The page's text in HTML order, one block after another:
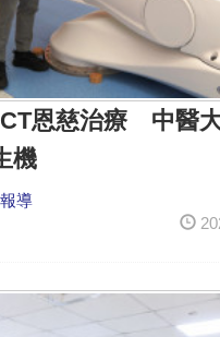
恩慈治療 中醫
機
導